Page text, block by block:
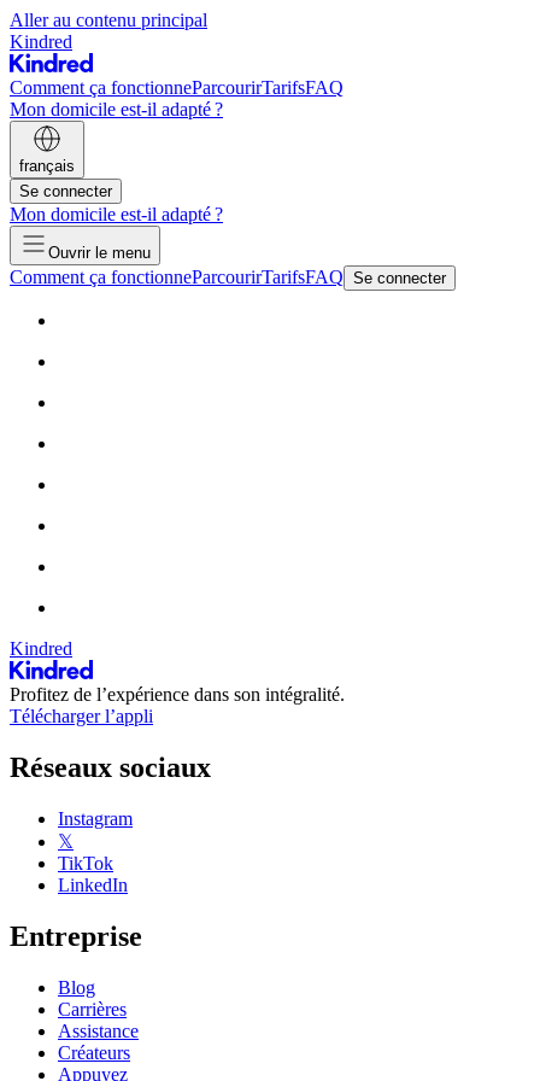
Aller au contenu principal
Kindred
Comment ça fonctionneParcourirTarifsFAQ
Mon domicile est-il adapté ?
français
Se connecter
Mon domicile est-il adapté ?
Ouvrir le menu
Comment ça fonctionneParcourirTarifsFAQ Se connecter
Kindred
Profitez de l’expérience dans son intégralité.
Télécharger l’appli
Réseaux sociaux
Instagram
𝕏
TikTok
LinkedIn
Entreprise
Blog
Carrières
Assistance
Créateurs
Appuyez